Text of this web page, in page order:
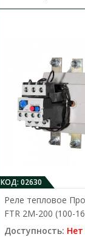
Реле тепловое
Доступность: В
Реле тепловой
677.16 грн
КОД: 02630
Реле тепловое
FTR 2M-200 (100-
Доступность: